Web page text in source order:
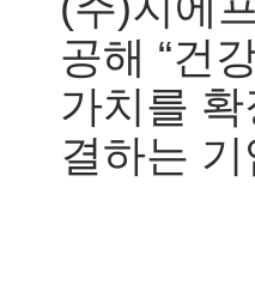
공해 “건
가치를
결하는